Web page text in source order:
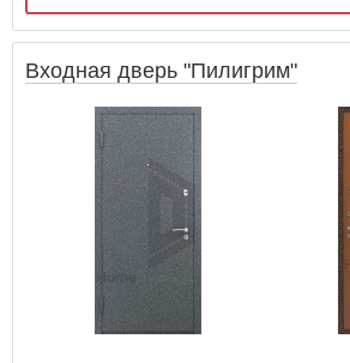
Входная дверь "Пилигрим"